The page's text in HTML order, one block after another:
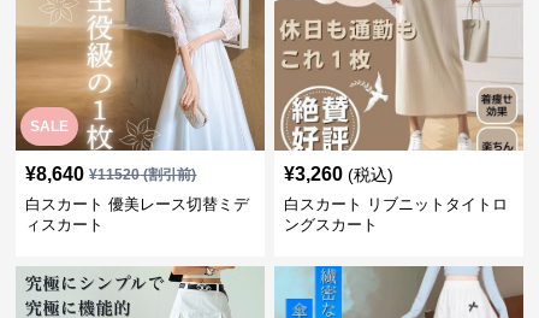
SALE
¥8,640 ¥11520(割引前)
白スカート 優美レース切替ミデ
ィスカート
¥3,260 (税込)
白スカート リブニットタイトロ
ングスカート